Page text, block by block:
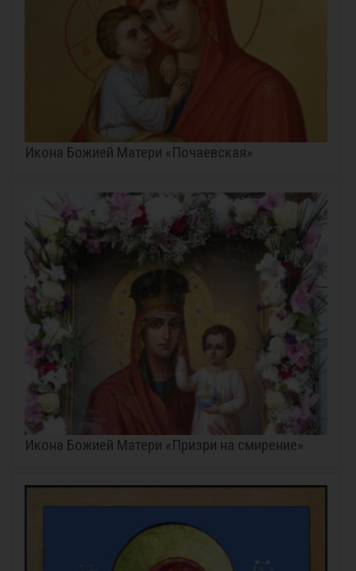
Икона Божией Матери «Почаевская»
Икона Божией Матери «Призри на смирение»